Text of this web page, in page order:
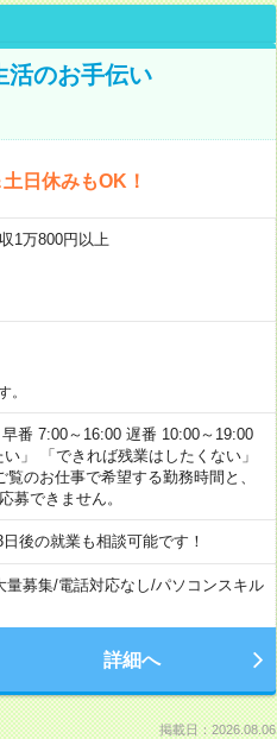
活のお手伝い
日休みもOK！
1万800円以上
。
番 7:00～16:00 遅番 10:00～19:00
」 「できれば残業はしたくない」
のお仕事で希望する勤務時間と、
募できません。
後の就業も相談可能です！
量募集/電話対応なし/パソコンスキル
詳細へ
掲載日：2026.08.06